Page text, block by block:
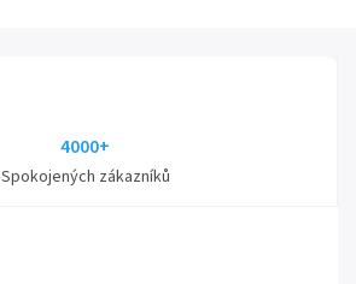
4000+
Spokojených zákazníků